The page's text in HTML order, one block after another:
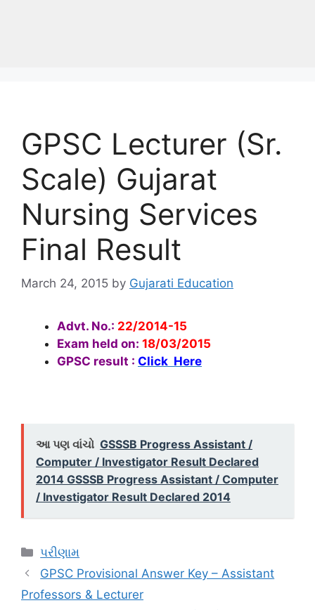
GPSC Lecturer (Sr.
Scale) Gujarat
Nursing Services
Final Result
March 24, 2015 by Gujarati Education
Advt. No.: 22/2014-15
Exam held on: 18/03/2015
GPSC result : Click Here
આ પણ વાંચો GSSSB Progress Assistant /
Computer / Investigator Result Declared
2014 GSSSB Progress Assistant / Computer
/ Investigator Result Declared 2014
Categories
પરીણામ
GPSC Provisional Answer Key – Assistant
Professors & Lecturer